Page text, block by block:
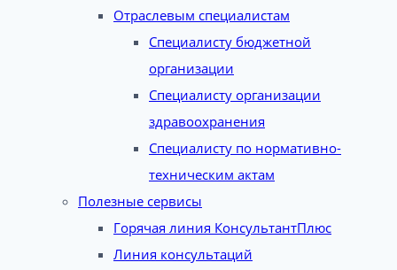
Отраслевым специалистам
Специалисту бюджетной
организации
Специалисту организации
здравоохранения
Специалисту по нормативно-
техническим актам
Полезные сервисы
Горячая линия КонсультантПлюс
Линия консультаций